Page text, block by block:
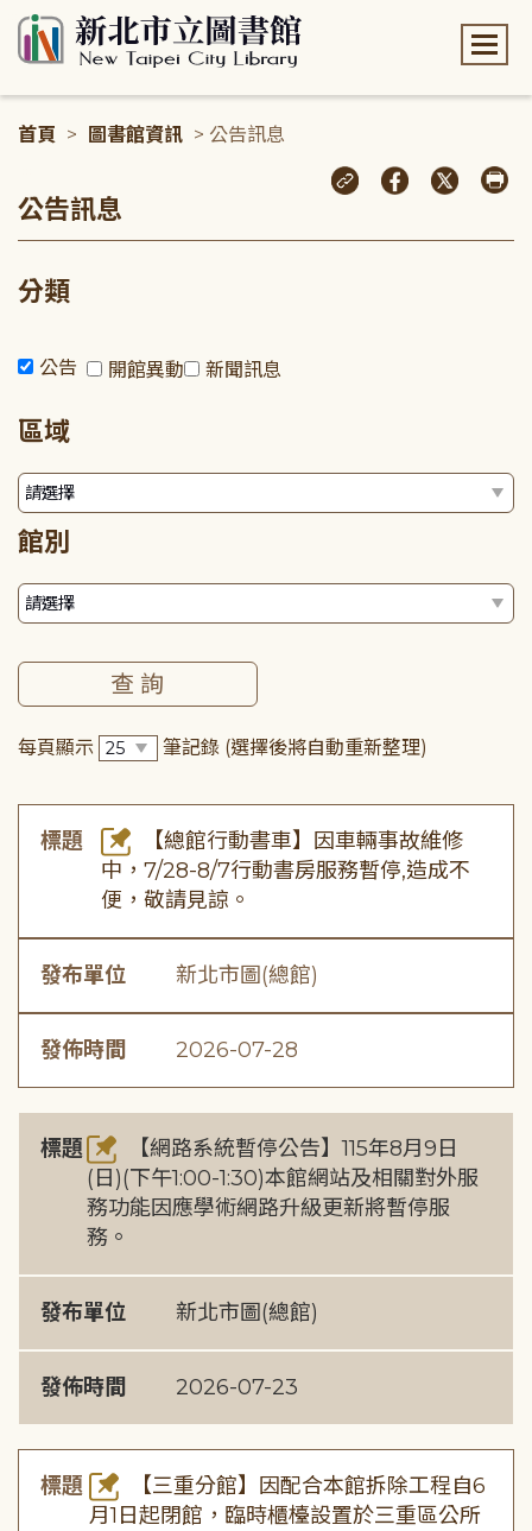
首頁 > 圖書館資訊 > 公告訊息
公告訊息
分類
公告 開館異動 新聞訊息
區域
館別
每頁顯示 筆記錄 (選擇後將自動重新整理)
標題
【總館行動書車】因車輛事故維修
中，7/28-8/7行動書房服務暫停,造成不
便，敬請見諒。
發布單位 新北市圖(總館)
發佈時間 2026-07-28
標題
【網路系統暫停公告】115年8月9日
(日)(下午1:00-1:30)本館網站及相關對外服
務功能因應學術網路升級更新將暫停服
務。
發布單位 新北市圖(總館)
發佈時間 2026-07-23
標題
【三重分館】因配合本館拆除工程自6
月1日起閉館，臨時櫃檯設置於三重區公所